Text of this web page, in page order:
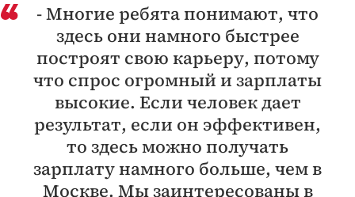
- Многие ребята понимают, что
здесь они намного быстрее
построят свою карьеру, потому
что спрос огромный и зарплаты
высокие. Если человек дает
результат, если он эффективен,
то здесь можно получать
зарплату намного больше, чем в
Москве. Мы заинтересованы в